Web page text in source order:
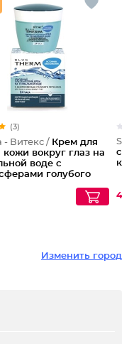
(3)
- Витекс / Крем для
кожи вокруг глаз на
воде с
голубого
Изменить город